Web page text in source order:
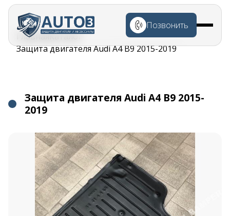
Перейти к
основному
содержанию
Позвонить
Строка
навигации
ГлавнаяКаталог
Защита двигателя Audi A4 B9 2015-2019
Защита двигателя Audi A4 B9 2015-
2019